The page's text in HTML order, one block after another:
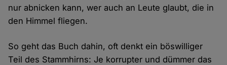
nur abnicken kann, wer auch an Leute glaubt, die in
den Himmel fliegen.
So geht das Buch dahin, oft denkt ein böswilliger
Teil des Stammhirns: Je korrupter und dümmer das